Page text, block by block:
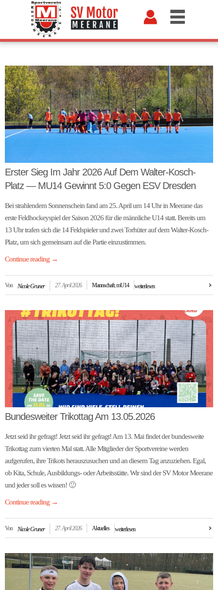
Erster Sieg Im Jahr 2026 Auf Dem Walter-Kosch-
Platz — MU14 Gewinnt 5:0 Gegen ESV Dresden
Bei strahlendem Sonnenschein fand am 25. April um 14 Uhr in Meerane das
erste Feldhockeyspiel der Saison 2026 für die männliche U14 statt. Bereits um
13 Uhr trafen sich die 14 Feldspieler und zwei Torhüter auf dem Walter-Kosch-
Platz, um sich gemeinsam auf die Partie einzustimmen.
Continue reading →
Von Nicole Gruner 27. April 2026 Mannschaft,mU14 weiterlesen
Bundesweiter Trikottag Am 13.05.2026
Jetzt seid ihr gefragt! Jetzt seid ihr gefragt! Am 13. Mai findet der bundesweite
Trikottag zum vierten Mal statt. Alle Mitglieder der Sportvereine werden
aufgerufen, ihre Trikots herauszusuchen und an diesem Tag anzuziehen. Egal,
ob Kita, Schule, Ausbildungs- oder Arbeitsstätte. Wir sind der SV Motor Meerane
und jeder soll es wissen! 🙂
Continue reading →
Von Nicole Gruner 27. April 2026 Aktuelles weiterlesen